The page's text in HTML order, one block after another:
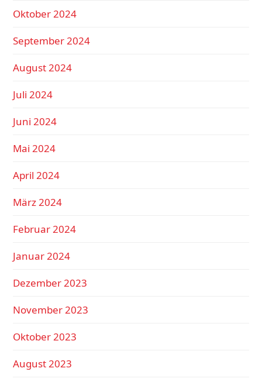
Oktober 2024
September 2024
August 2024
Juli 2024
Juni 2024
Mai 2024
April 2024
März 2024
Februar 2024
Januar 2024
Dezember 2023
November 2023
Oktober 2023
August 2023